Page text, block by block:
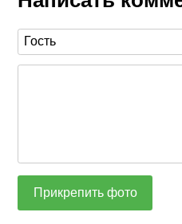
Прикрепить фото